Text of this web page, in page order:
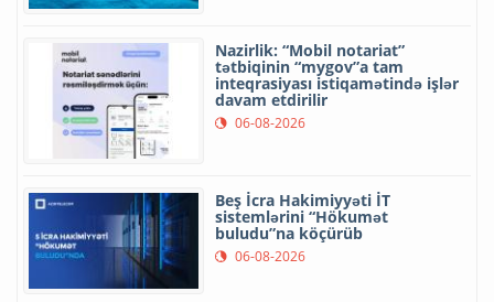
Nazirlik: “Mobil notariat”
tətbiqinin “mygov”a tam
inteqrasiyası istiqamətində işlər
davam etdirilir
06-08-2026
Beş İcra Hakimiyyəti İT
sistemlərini “Hökumət
buludu”na köçürüb
06-08-2026